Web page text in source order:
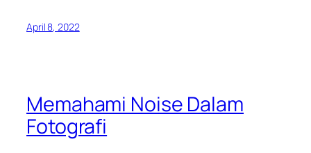
April 8, 2022
Memahami Noise Dalam
Fotografi